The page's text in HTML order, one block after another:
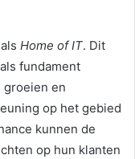
Home of IT. Dit
fundament
groeien en
op het gebied
kunnen de
op hun klanten